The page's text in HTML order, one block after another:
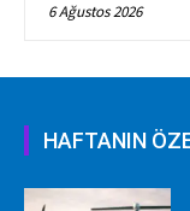
6 Ağustos 2026
HAFTANIN